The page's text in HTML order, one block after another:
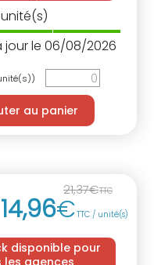
unité(s)
jour le 06/08/2026
au panier
21,37€TTC
14,96€TTC / unité(s)
disponible pour